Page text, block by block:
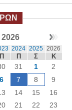
2024 2025 2026
Π Π Σ Κ
31 1
2
6 7 8
9
14 15
16
21 22
23